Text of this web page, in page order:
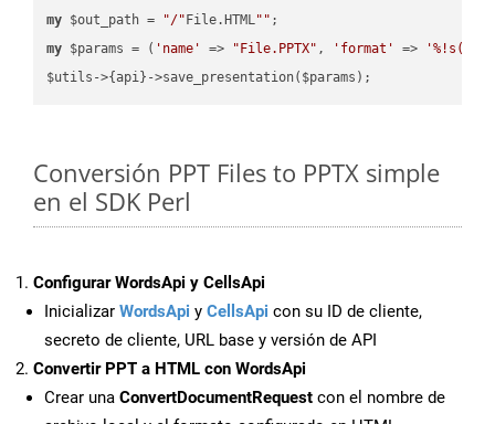
my $out_path = "/" File.HTML""
my $params = ( 'name' => "File.PPTX" , 'format' =>
Conversión PPT Files to PPTX simple
en el SDK Perl
Configurar WordsApi y CellsApi
Inicializar WordsApi y CellsApi con su ID de cliente,
secreto de cliente, URL base y versión de API
Convertir PPT a HTML con WordsApi
Crear una ConvertDocumentRequest con el nombre de